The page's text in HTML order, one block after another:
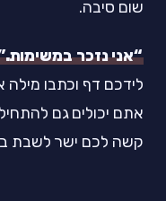
שום סיבה.
“אני נזכר
לידכם דף וכתבו
אתם יכולים גם
קשה לכם ישר לשבת